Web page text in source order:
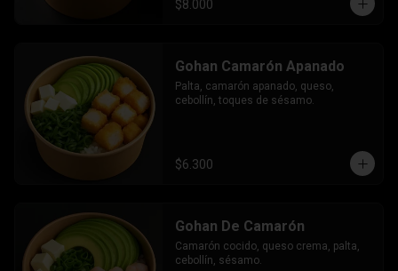
$8.000
Gohan Camarón Apanado
Palta, camarón apanado, queso,
cebollín, toques de sésamo.
$6.300
Gohan De Camarón
Camarón cocido, queso crema, palta,
cebollín, sésamo.